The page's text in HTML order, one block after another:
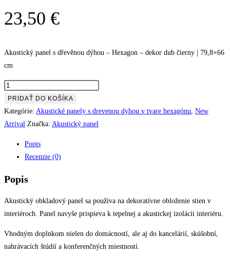
23,50 €
Akustický panel s dřevěnou dýhou – Hexagon – dekor dub čierny | 79,8×66
cm
množstvo
Akustický
panel
s
Hexagon
dekor
dub
PRIDAŤ DO KOŠÍKA
Kategórie: Akustické panely s drevenou dyhou v tvare hexagónu, New
Arrival Značka: Akustický panel
Popis
Recenzie (0)
Popis
Akustický obkladový panel sa používa na dekoratívne obloženie stien v
interiéroch. Panel navyše prispieva k tepelnej a akustickej izolácii interiéru.
Vhodným doplnkom nielen do domácností, ale aj do kancelárií, skúšobní,
nahrávacích štúdií a konferenčných miestností.